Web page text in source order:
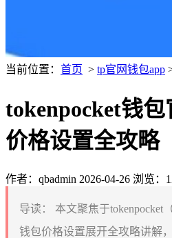
当前位置： 首页 > tp官网钱包app
tokenpocket钱
价格设置全攻略
作者：qbadmin 2026-04-26 浏览：
导读：
本文聚焦于tokenpocket
钱包价格设置展开全攻略讲解